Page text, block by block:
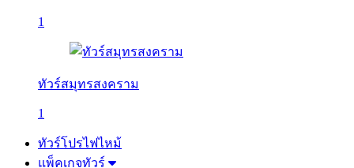
1
ทัวร์สมุทรสงคราม
1
ทัวร์โปรไฟไหม้
แพ็คเกจทัวร์